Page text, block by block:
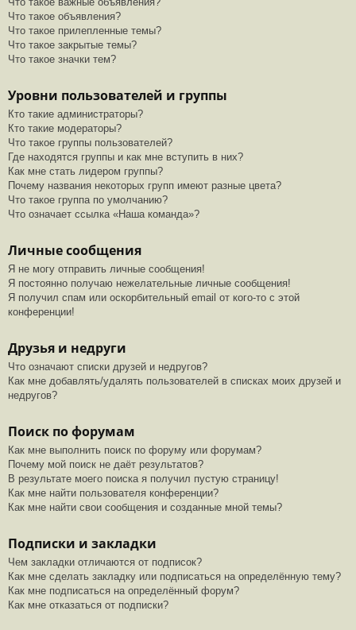
Что такое объявления?
Что такое прилепленные темы?
Что такое закрытые темы?
Что такое значки тем?
Уровни пользователей и группы
Кто такие администраторы?
Кто такие модераторы?
Что такое группы пользователей?
Где находятся группы и как мне вступить в них?
Как мне стать лидером группы?
Почему названия некоторых групп имеют разные цвета?
Что такое группа по умолчанию?
Что означает ссылка «Наша команда»?
Личные сообщения
Я не могу отправить личные сообщения!
Я постоянно получаю нежелательные личные сообщения!
Я получил спам или оскорбительный email от кого-то с этой
конференции!
Друзья и недруги
Что означают списки друзей и недругов?
Как мне добавлять/удалять пользователей в списках моих друзей и
недругов?
Поиск по форумам
Как мне выполнить поиск по форуму или форумам?
Почему мой поиск не даёт результатов?
В результате моего поиска я получил пустую страницу!
Как мне найти пользователя конференции?
Как мне найти свои сообщения и созданные мной темы?
Подписки и закладки
Чем закладки отличаются от подписок?
Как мне сделать закладку или подписаться на определённую тему?
Как мне подписаться на определённый форум?
Как мне отказаться от подписки?